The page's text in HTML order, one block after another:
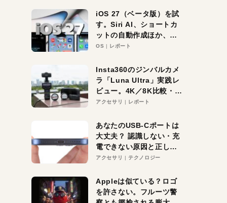
iOS 27（ベータ版）を試
す。Siri AI、ショートカ
ットの自動作成ほか、期
待大の便利機能5選。
る未来はすぐそこ！
OS レポート
Insta360のジンバルカメ
ラ「Luna Ultra」実践レ
ビュー。4K／8K比較・ズ
ーム・夜間撮影をチェッ
アクセサリ レポート
あなたのUSB-Cポートは
大丈夫？ 認識しない・充
電できない原因と正しい
対策
アクセサリ テクノロジー
Appleは似ている？ロゴ
を許さない。フルーツ警